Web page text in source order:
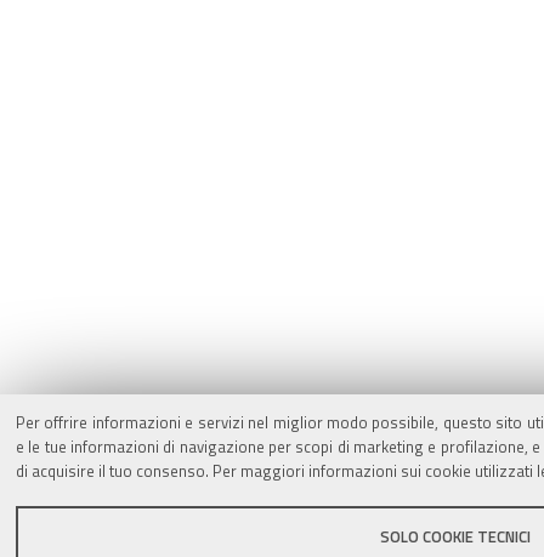
Per offrire informazioni e servizi nel miglior modo possibile, questo sito
e le tue informazioni di navigazione per scopi di marketing e
di acquisire il tuo consenso. Per maggiori informazioni sui cookie utilizzati
SOLO COOKIE TECNICI